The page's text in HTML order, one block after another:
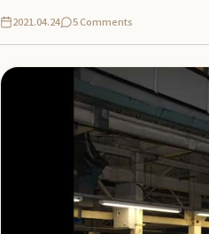
2021.04.24 5 Comments